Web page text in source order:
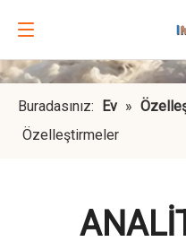
Buradasınız: Ev »
Özelleştirmeler